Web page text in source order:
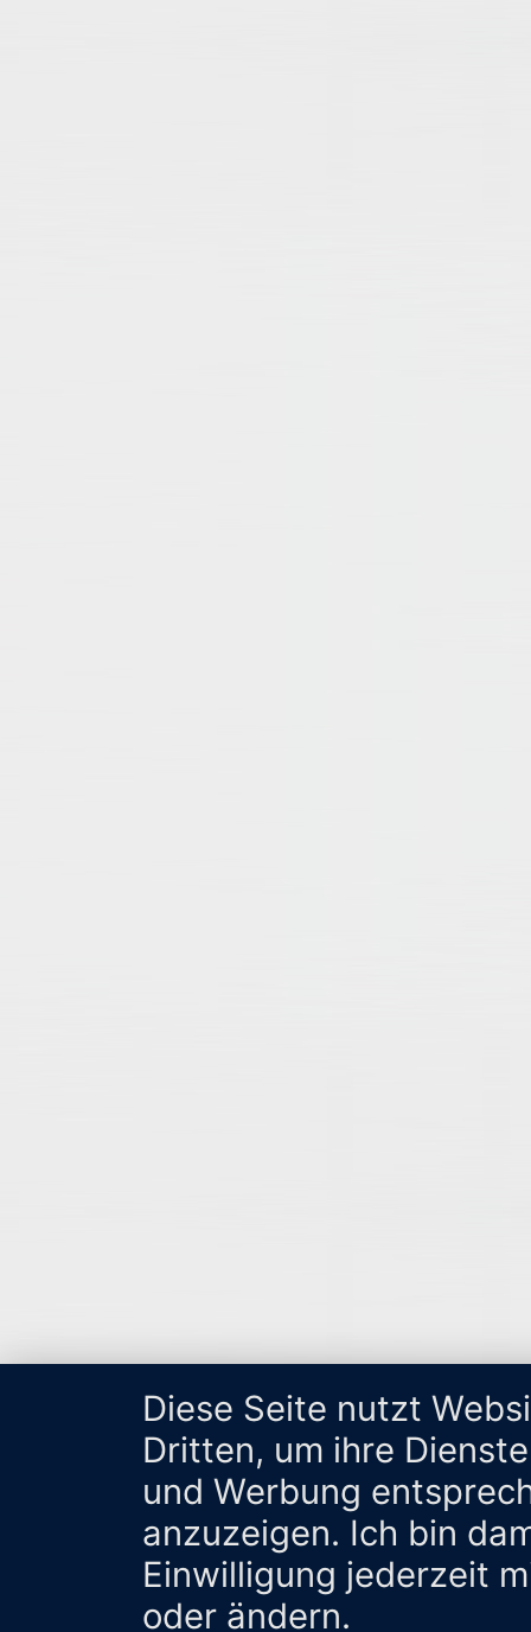
Diese Seite nutzt
Dritten, um ihre
und Werbung
anzuzeigen. Ich bin
Einwilligung jederzeit
oder ändern.